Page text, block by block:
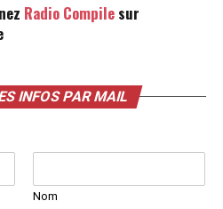
Radio Compilesur
INFOS PAR MAIL
Nom